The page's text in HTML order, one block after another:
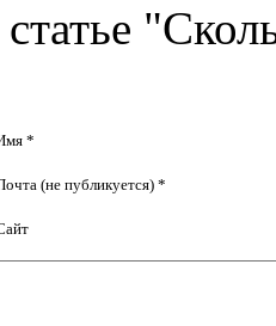
*
(не публикуется) *